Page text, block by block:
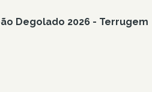
Degolado 2026 - Terrugem